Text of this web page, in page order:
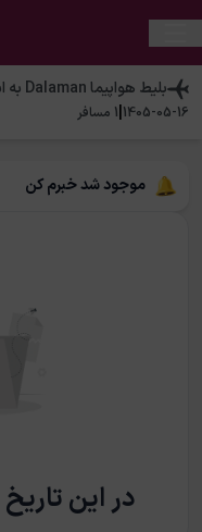
بلیط هواپیماDalaman به
1405-05-16
|
1 مسافر
موجود شد خبرم کن
در این